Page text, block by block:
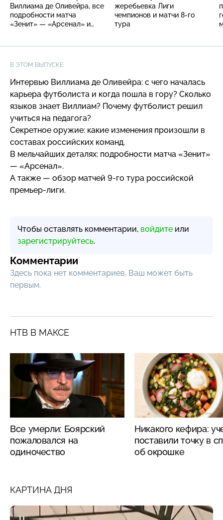
Виллиама де Оливейра, все
подробности матча
«Зенит» — «Арсенал» и
жеребьевка Лиги
чемпионов и матчи 8-го
тура
В ЭТОМ ВЫПУСКЕ:
Интервью Виллиама де Оливейра: с чего началась
карьера футболиста и когда пошла в гору? Сколько
языков знает Виллиам? Почему футболист решил
учиться на педагога?
Секретное оружие: какие изменения произошли в
составах российских команд.
В мельчайших деталях: подробности матча «Зенит»
— «Арсенал».
А также — обзор матчей 9-го тура российской
премьер-лиги.
Чтобы оставлять комментарии, войдите или
зарегистрируйтесь.
Комментарии
Здесь пока нет комментариев, Ваш может быть
первым.
НТВ В МАКСЕ
Все умерли: Боярский
пожаловался на
одиночество
Никакого кефира:
поставили точку в
об окрошке
КАРТИНА ДНЯ